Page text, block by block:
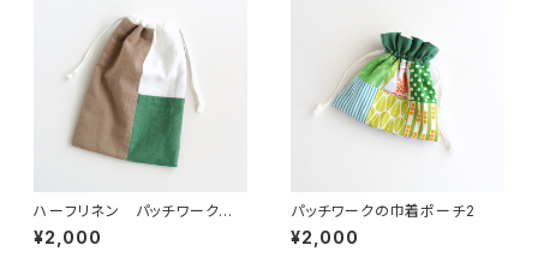
ハーフリネン パッチワークの
巾着ポーチ ブラウン/ホワイト/
グリーン
¥2,000
パッチワークの巾着ポーチ2
¥2,000